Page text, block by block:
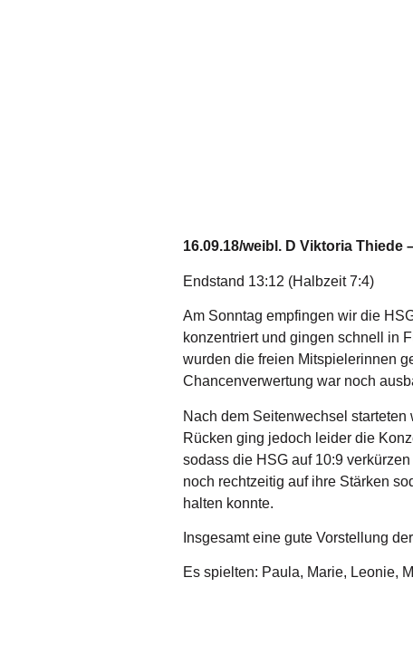
16.09.18/weibl. D Viktoria Thiede
Endstand 13:12 (Halbzeit 7:4)
Am Sonntag empfingen wir die
konzentriert und gingen schnell in
wurden die freien Mitspielerinnen
Chancenverwertung war noch
Nach dem Seitenwechsel starteten
Rücken ging jedoch leider die
sodass die HSG auf 10:9
noch rechtzeitig auf ihre Stärken
halten konnte.
Insgesamt eine gute Vorstellung
Es spielten: Paula, Marie, Leonie,